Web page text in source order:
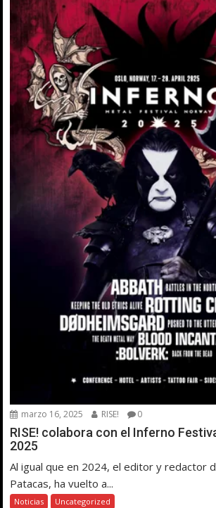
marzo 16, 2025 RISE! 0
RISE! colabora con el Inferno
2025
Al igual que en 2024, el editor y redactor
Patacas, ha vuelto a...
Noticias Uncategorized